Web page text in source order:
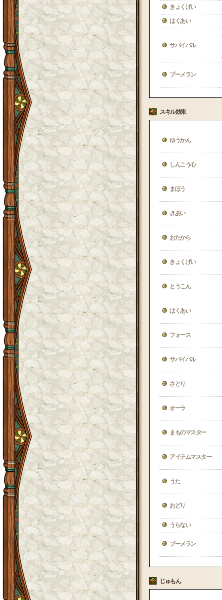
きょくげい
はくあい
サバイバル
ブーメラン
スキル効果
ゆうかん
しんこう心
まほう
きあい
おたから
きょくげい
とうこん
はくあい
フォース
サバイバル
さとり
オーラ
まものマスター
アイテムマスター
うた
おどり
うらない
ブーメラン
じゅもん